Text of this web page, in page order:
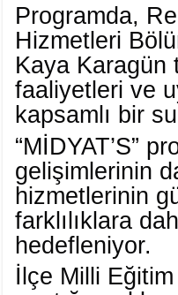
Programda,
Hizmetleri
Kaya Karagün
faaliyetleri ve
kapsamlı bir
“MİDYAT’S”
gelişimlerinin
hizmetlerinin
farklılıklara
hedefleniyor.
İlçe Milli